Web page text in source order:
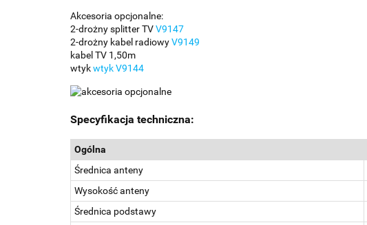
Akcesoria opcjonalne:
2-drożny splitter TVV9147
2-drożny kabel radiowyV9149
kabel TV 1,50m
wtykwtyk V9144
Specyfikacja techniczna:
Ogólna
Średnica anteny
Wysokość anteny
Średnica podstawy